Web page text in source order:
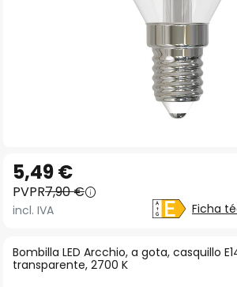
comienzo
de
galería
de
Bombilla LED Arcchio, a gota, casquillo
transparente, 2700 K
5,49 €
PVPR7,90 €
incl. IVA Ficha